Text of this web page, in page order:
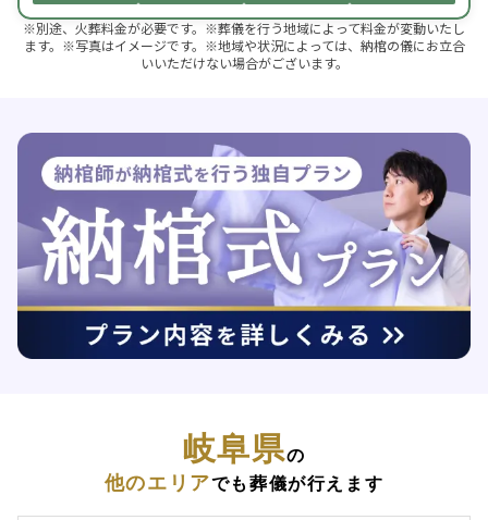
※別途、火葬料金が必要です。※葬儀を行う地域によって料金が変動いたし
ます。※写真はイメージです。※地域や状況によっては、納棺の儀にお立合
いいただけない場合がございます。
岐阜県の
他のエリアでも葬儀が行えます